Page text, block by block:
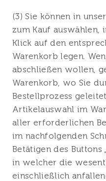
(3) Sie können in
zum Kauf auswählen,
Klick auf den
Warenkorb legen.
abschließen wollen,
Warenkorb, wo Sie
Bestellprozess
Artikelauswahl im
aller erforderlichen
im nachfolgenden
Betätigen des Buttons
in welcher die
einschließlich